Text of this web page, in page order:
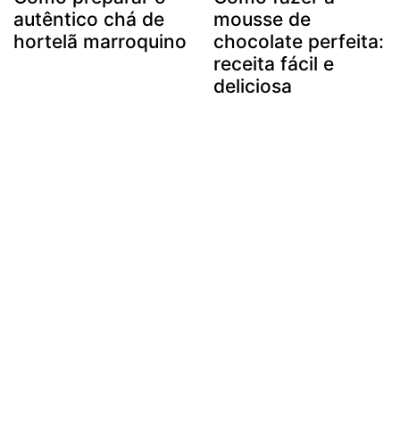
autêntico chá de
hortelã marroquino
mousse de
chocolate perfeita:
receita fácil e
deliciosa